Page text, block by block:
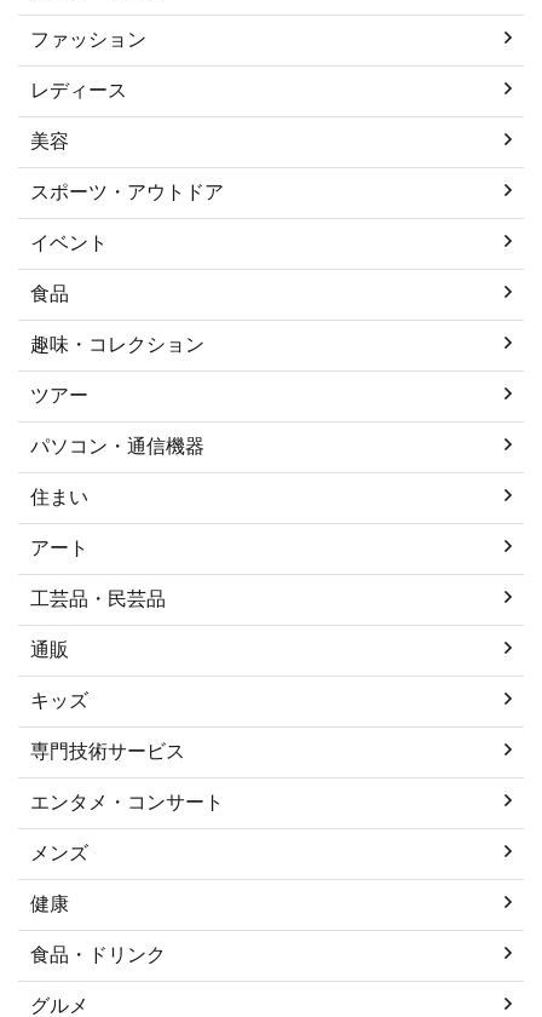
ファッション
レディース
美容
スポーツ・アウトドア
イベント
食品
趣味・コレクション
ツアー
パソコン・通信機器
住まい
アート
工芸品・民芸品
通販
キッズ
専門技術サービス
エンタメ・コンサート
メンズ
健康
食品・ドリンク
グルメ